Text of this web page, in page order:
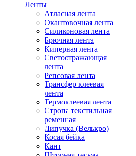
Ленты
Атласная лента
Окантовочная лента
Силиконовая лента
Брючная лента
Киперная лента
Светоотражающая
лента
Репсовая лента
Трансфер клеевая
лента
Термоклеевая лента
Стропа текстильная
ременная
Липучка (Велькро)
Косая бейка
Кант